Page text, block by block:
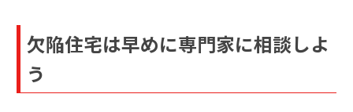
欠陥住宅は早めに専門家に相談しよ
う